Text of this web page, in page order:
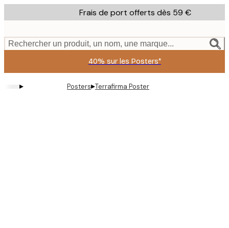
to
content.
Frais de port offerts dès 59 €
Rechercher un produit, un nom, une marque...
40% sur les Posters*
▸ Posters▸Terrafirma Poster